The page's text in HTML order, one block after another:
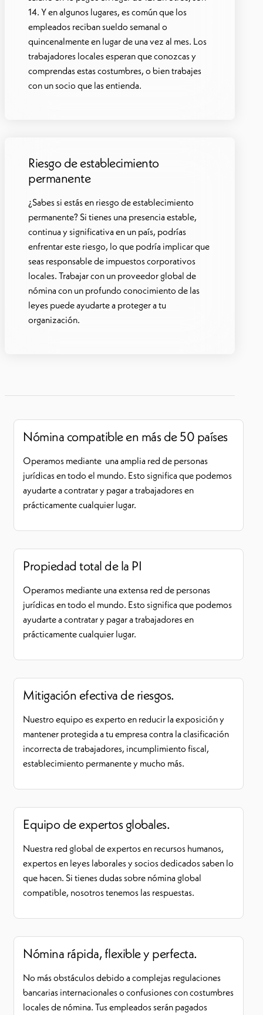
14. Y en algunos lugares, es común que los
empleados reciban sueldo semanal o
quincenalmente en lugar de una vez al mes. Los
trabajadores locales esperan que conozcas y
comprendas estas costumbres, o bien trabajes
con un socio que las entienda.
Riesgo de establecimiento
permanente
¿Sabes si estás en riesgo de establecimiento
permanente? Si tienes una presencia estable,
continua y significativa en un país, podrías
enfrentar este riesgo, lo que podría implicar que
seas responsable de impuestos corporativos
locales. Trabajar con un proveedor global de
nómina con un profundo conocimiento de las
leyes puede ayudarte a proteger a tu
organización.
Nómina compatible en más de 50 países
Operamos mediante una amplia red de personas
jurídicas en todo el mundo. Esto significa que podemos
ayudarte a contratar y pagar a trabajadores en
prácticamente cualquier lugar.
Propiedad total de la PI
Operamos mediante una extensa red de personas
jurídicas en todo el mundo. Esto significa que podemos
ayudarte a contratar y pagar a trabajadores en
prácticamente cualquier lugar.
Mitigación efectiva de riesgos.
Nuestro equipo es experto en reducir la exposición y
mantener protegida a tu empresa contra la clasificación
incorrecta de trabajadores, incumplimiento fiscal,
establecimiento permanente y mucho más.
Equipo de expertos globales.
Nuestra red global de expertos en recursos humanos,
expertos en leyes laborales y socios dedicados saben lo
que hacen. Si tienes dudas sobre nómina global
compatible, nosotros tenemos las respuestas.
Nómina rápida, flexible y perfecta.
No más obstáculos debido a complejas regulaciones
bancarias internacionales o confusiones con costumbres
locales de nómina. Tus empleados serán pagados